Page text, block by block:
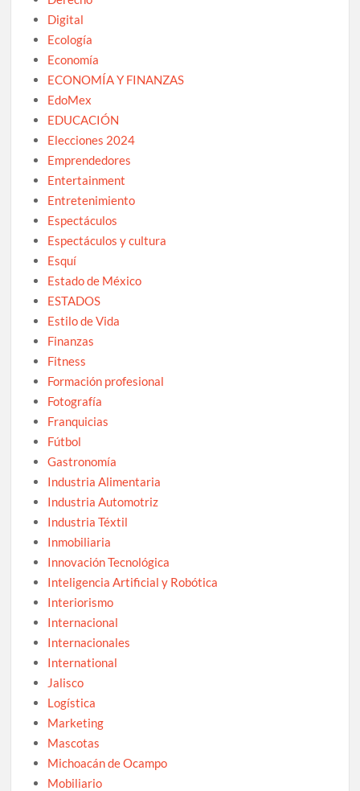
Digital
Ecología
Economía
ECONOMÍA Y FINANZAS
EdoMex
EDUCACIÓN
Elecciones 2024
Emprendedores
Entertainment
Entretenimiento
Espectáculos
Espectáculos y cultura
Esquí
Estado de México
ESTADOS
Estilo de Vida
Finanzas
Fitness
Formación profesional
Fotografía
Franquicias
Fútbol
Gastronomía
Industria Alimentaria
Industria Automotriz
Industria Téxtil
Inmobiliaria
Innovación Tecnológica
Inteligencia Artificial y Robótica
Interiorismo
Internacional
Internacionales
International
Jalisco
Logística
Marketing
Mascotas
Michoacán de Ocampo
Mobiliario